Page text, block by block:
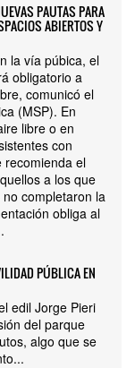
PAUTAS PARA
ABIERTOS Y
la vía púbica, el
obligatorio a
comunicó el
(MSP). En
libre o en
con
recomienda el
a los que
completaron la
obliga al
PÚBLICA EN
edil Jorge Pieri
del parque
algo que se